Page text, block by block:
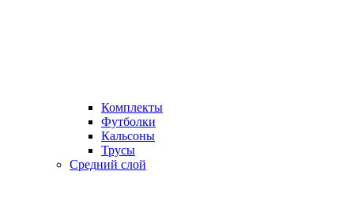
Комплекты
Футболки
Кальсоны
Трусы
Средний слой